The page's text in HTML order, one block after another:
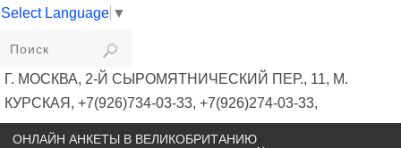
Select Language ▼
VIKIVISA
Г. МОСКВА, 2-Й СЫРОМЯТНИЧЕСКИЙ ПЕР., 11, М.
КУРСКАЯ, +7(926)734-03-33, +7(926)274-03-33,
VISA@VIKIVISA.RU
ОНЛАЙН АНКЕТЫ В ВЕЛИКОБРИТАНИЮ